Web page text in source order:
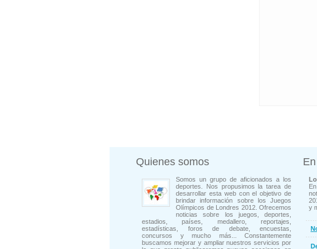
Quienes somos
Somos un grupo de aficionados a los
deportes. Nos propusimos la tarea de
desarrollar esta web con el objetivo de
brindar información sobre los Juegos
Olímpicos de Londres 2012. Ofrecemos
noticias sobre los juegos, deportes,
estadios, países, medallero, reportajes,
estadísticas, foros de debate, encuestas,
concursos y mucho más... Constantemente
buscamos mejorar y ampliar nuestros servicios por
y